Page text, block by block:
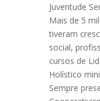
Juventude
Mais de 5
tiveram
social,
cursos de
Holístico
Sempre